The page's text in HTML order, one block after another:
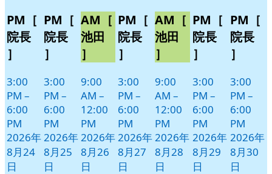
PM［
院長
］
3:00
PM –
6:00
PM
2026年
8月24
日
PM［
院長
］
3:00
PM –
6:00
PM
2026年
8月25
日
AM［
池田
］
9:00
AM –
12:00
PM
2026年
8月26
日
PM［
院長
］
3:00
PM –
6:00
PM
2026年
8月27
日
AM［
池田
］
9:00
AM –
12:00
PM
2026年
8月28
日
PM［
院長
］
3:00
PM –
6:00
PM
2026年
8月29
日
PM［
院長
］
3:00
PM –
6:00
PM
2026年
8月30
日